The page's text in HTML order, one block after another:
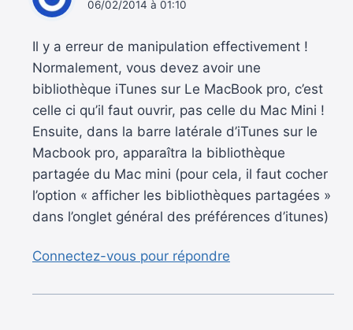
06/02/2014 à 01:10
Il y a erreur de manipulation effectivement !
Normalement, vous devez avoir une
bibliothèque iTunes sur Le MacBook pro, c’est
celle ci qu’il faut ouvrir, pas celle du Mac Mini !
Ensuite, dans la barre latérale d’iTunes sur le
Macbook pro, apparaîtra la bibliothèque
partagée du Mac mini (pour cela, il faut cocher
l’option « afficher les bibliothèques partagées »
dans l’onglet général des préférences d’itunes)
Connectez-vous pour répondre